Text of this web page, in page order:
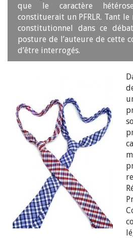
que le caractère
constituerait un PFRLR. Tant le
constitutionnel dans ce
posture de l’auteure de cette
d’être interrogés.